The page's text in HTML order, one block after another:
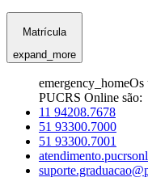
Matrícula
expand_more
emergency_homeOs
PUCRS Online são:
11 94208.7678
51 93300.7000
51 93300.7001